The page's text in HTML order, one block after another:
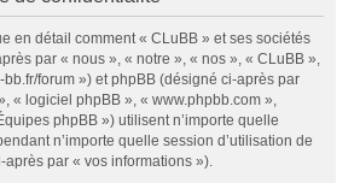
en détail comment « CLuBB » et ses sociétés
par « nous », « notre », « nos », « CLuBB »,
forum ») et phpBB (désigné ci-après par
« logiciel phpBB », « www.phpbb.com »,
phpBB ») utilisent n’importe quelle
n’importe quelle session d’utilisation de
par « vos informations »).